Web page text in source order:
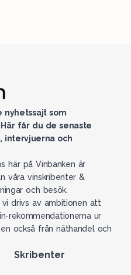
nyhetssajt som
får du de senaste
intervjuerna och
här på Vinbanken är
våra vinskribenter &
och besök.
drivs av ambitionen att
rekommendationerna ur
också från näthandel och
Skribenter